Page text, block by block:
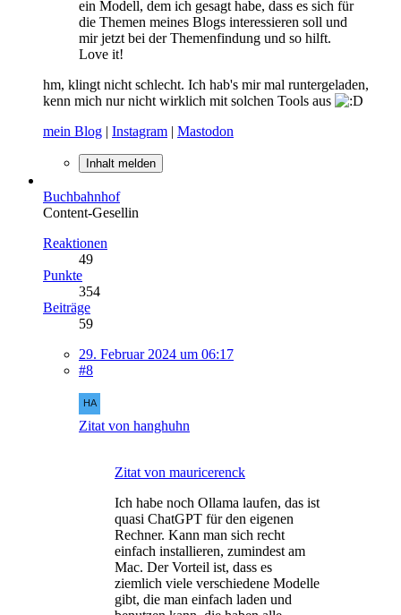
ein Modell, dem ich gesagt habe, dass es sich für
die Themen meines Blogs interessieren soll und
mir jetzt bei der Themenfindung und so hilft.
Love it!
hm, klingt nicht schlecht. Ich hab's mir mal runtergeladen,
kenn mich nur nicht wirklich mit solchen Tools aus
mein Blog | Instagram | Mastodon
Inhalt melden
Buchbahnhof
Content-Gesellin
Reaktionen
49
Punkte
354
Beiträge
59
29. Februar 2024 um 06:17
#8
Zitat von hanghuhn
Zitat von mauricerenck
Ich habe noch Ollama laufen, das ist
quasi ChatGPT für den eigenen
Rechner. Kann man sich recht
einfach installieren, zumindest am
Mac. Der Vorteil ist, dass es
ziemlich viele verschiedene Modelle
gibt, die man einfach laden und